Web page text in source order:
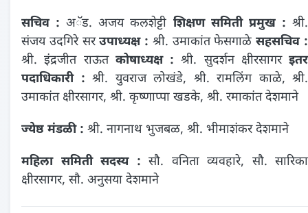
सचिव : अॅड. अजय कलशेट्टी शिक्षण समिती प्रमुख : श्री.
संजय उदगिरे सरउपाध्यक्ष : श्री. उमाकांत फेसगाळेसहसचिव :
श्री. इंद्रजीत राऊत कोषाध्यक्ष : श्री. सुदर्शन क्षीरसागर इतर
पदाधिकारी : श्री. युवराज लोखंडे, श्री. रामलिंग काळे, श्री.
उमाकांत क्षीरसागर, श्री. कृष्णाप्पा खडके, श्री. रमाकांत देशमाने
ज्येष्ठ मंडळी : श्री. नागनाथ भुजबळ, श्री. भीमाशंकर देशमाने
महिला समिती सदस्य : सौ. वनिता व्यवहारे, सौ. सारिका
क्षीरसागर, सौ. अनुसया देशमाने